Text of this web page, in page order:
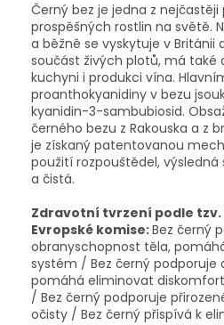
Černý bez je jedna z
prospěšných rostlin na světě.
a běžně se vyskytuje v Británii
součást živých plotů, má také
kuchyni i produkci vína.
proanthokyanidiny v bezu
kyanidin-3-sambubiosid.
černého bezu z Rakouska a z
je získaný patentovanou
použití rozpouštědel, výsledná
a čistá.
Zdravotní tvrzení podle tzv.
Evropské komise:Bez černý
obranyschopnost těla,
systém / Bez černý podporuje
pomáhá eliminovat
/ Bez černý podporuje
očisty / Bez černý přispívá k